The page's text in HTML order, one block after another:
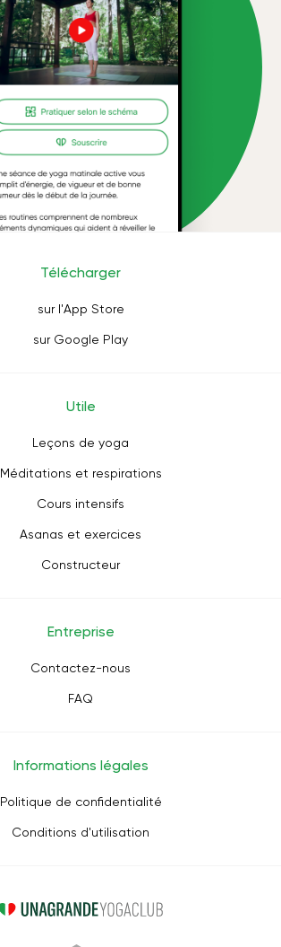
Télécharger
sur l'App Store
sur Google Play
Utile
Leçons de yoga
Méditations et respirations
Cours intensifs
Asanas et exercices
Constructeur
Entreprise
Contactez-nous
FAQ
Informations légales
Politique de confidentialité
Conditions d'utilisation